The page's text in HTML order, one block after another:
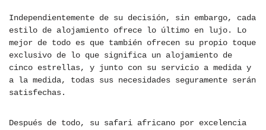
Independientemente de su decisión, sin embargo, cada
estilo de alojamiento ofrece lo último en lujo. Lo
mejor de todo es que también ofrecen su propio toque
exclusivo de lo que significa un alojamiento de
cinco estrellas, y junto con su servicio a medida y
a la medida, todas sus necesidades seguramente serán
satisfechas.
Después de todo, su safari africano por excelencia